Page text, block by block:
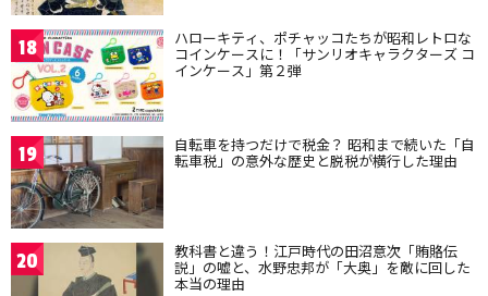
18 ハローキティ、ポチャッコたちが昭和レトロな
コインケースに！「サンリオキャラクターズ コ
インケース」第２弾
19 自転車を持つだけで税金？ 昭和まで続いた「自
転車税」の意外な歴史と脱税が横行した理由
20 教科書と違う！江戸時代の田沼意次「賄賂伝
説」の嘘と、水野忠邦が「大奥」を敵に回した
本当の理由